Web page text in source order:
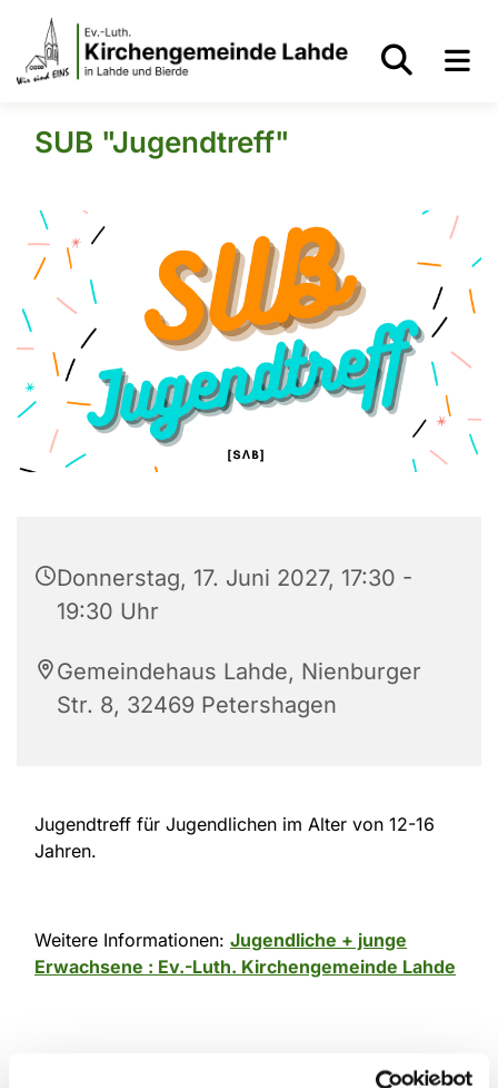
SUB "Jugendtreff"
Donnerstag, 17. Juni 2027, 17:30 -
19:30 Uhr
Gemeindehaus Lahde, Nienburger
Str. 8, 32469 Petershagen
Jugendtreff für Jugendlichen im Alter von 12-16
Jahren.
Weitere Informationen: Jugendliche + junge
Erwachsene : Ev.-Luth. Kirchengemeinde Lahde